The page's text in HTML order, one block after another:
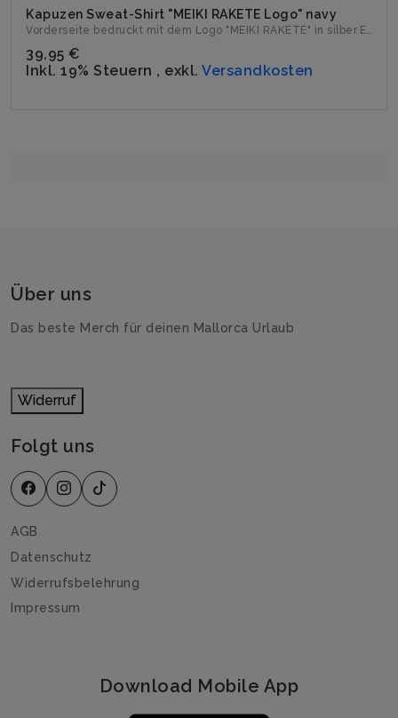
Kapuzen Sweat-Shirt "MEIKI RAKETE Logo" navy
Vorderseite bedruckt mit dem Logo "MEIKI RAKETE" in silber.E...
39,95 €
Inkl. 19% Steuern , exkl. Versandkosten
Über uns
Das beste Merch für deinen Mallorca Urlaub
Widerruf
Folgt uns
AGB
Datenschutz
Widerrufsbelehrung
Impressum
Download Mobile App